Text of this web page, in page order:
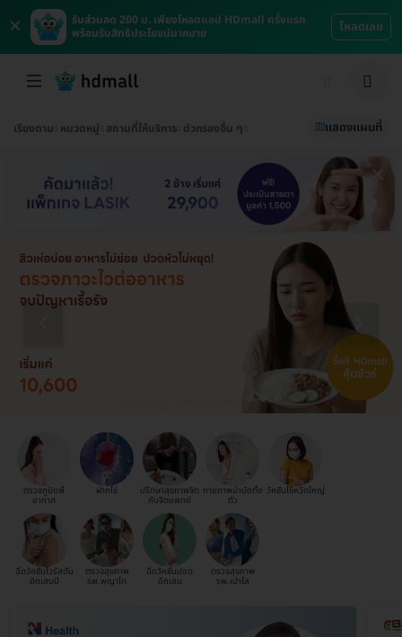
×
รับส่วนลด 200 บ. เพียงโหลดแอป HDmall ครั้งแรก
พร้อมรับสิทธิประโยชน์มากมาย
โหลดเลย
เรียงตาม หมวดหมู่ สถานที่ให้บริการ ตัวกรองอื่น ๆ แสดงแผนที่
ตรวจภูมิแพ้
อากาศ
ฝากไข่ ปรึกษาสุขภาพจิต
กับจิตแพทย์
กายภาพบำบัดทั้ง
ตัว
วัคซีนไข้หวัดใหญ่
ฉีดวัคซีนไวรัสตับ
อักเสบบี
ตรวจสุขภาพ
รพ.พญาไท
ฉีดวัคซีนปอด
อักเสบ
ตรวจสุขภาพ
รพ.เปาโล